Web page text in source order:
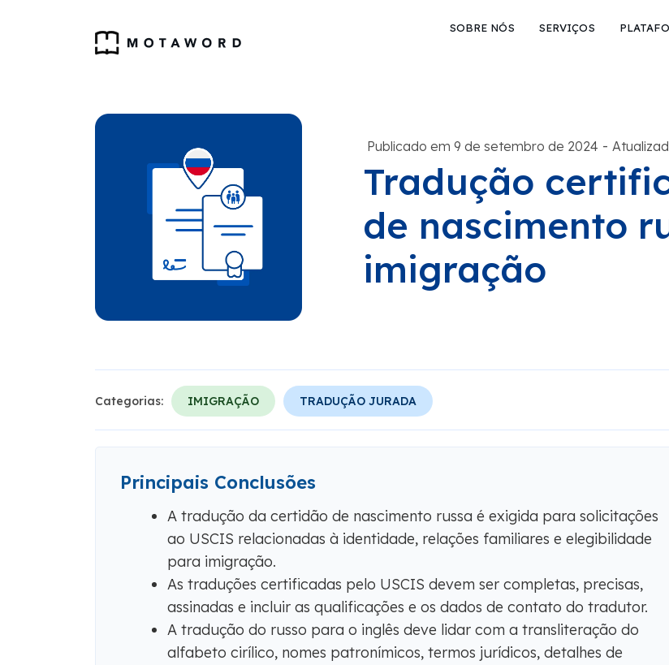
SOBRE NÓS SERVIÇOS
Publicado em 9 de setembro de 2024 -
Tradução
de nascimento
imigração
Categorias: IMIGRAÇÃO TRADUÇÃO JURADA
Principais Conclusões
A tradução da certidão de nascimento russa é exigida para solicitações
ao USCIS relacionadas à identidade, relações familiares e elegibilidade
para imigração.
As traduções certificadas pelo USCIS devem ser completas, precisas,
assinadas e incluir as qualificações e os dados de contato do tradutor.
A tradução do russo para o inglês deve lidar com a transliteração do
alfabeto cirílico, nomes patronímicos, termos jurídicos, detalhes de